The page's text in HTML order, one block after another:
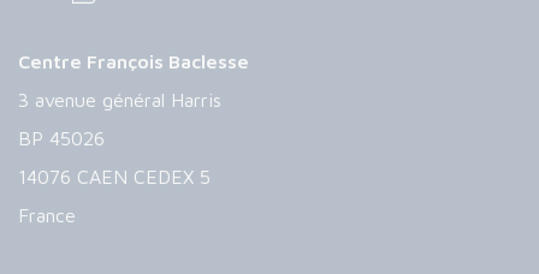
Centre François Baclesse
3 avenue général Harris
BP 45026
14076 CAEN CEDEX 5
France